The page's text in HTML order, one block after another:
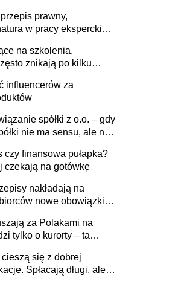
prawny,
w pracy eksperckiej -
na szkolenia.
znikają po kilku
influencerów za
spółki z o.o. – gdy
nie ma sensu, ale nie
czy finansowa pułapka?
czekają na gotówkę
nakładają na
nowe obowiązki w
za Polakami na
tylko o kurorty – ta
urlop po cichu
się z dobrej
Spłacają długi, ale